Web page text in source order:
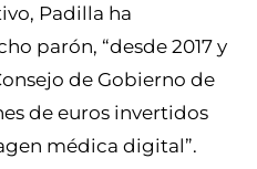
Padilla ha
parón, “desde 2017 y
de Gobierno de
de euros invertidos
médica digital”.